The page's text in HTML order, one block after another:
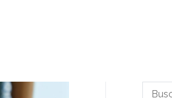
Buscar: